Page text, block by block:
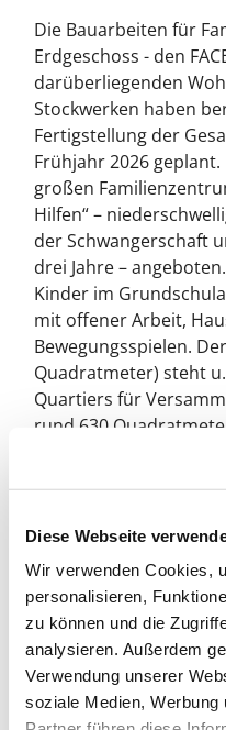
Diese Webseite
Wir verwenden Cookies,
personalisieren,
zu können und die
analysieren. Außerdem
Verwendung unserer
soziale Medien, Werbung
Die Bauarbeiten für
Erdgeschoss - den
darüberliegenden
Stockwerken haben
Fertigstellung der
Frühjahr 2026
großen
Hilfen“ –
der Schwangerschaft
drei Jahre –
Kinder im
mit offener Arbeit,
Bewegungsspielen.
Quadratmeter) steht
Quartiers für
rund 630
Kinder hat, wird den
ist seit 2018 mit zwei
kleinen Laden in der
Mit dem Neubau
Zukunftsprojekt von
Wohnen realisiert
zusammen mit der
Rund sieben